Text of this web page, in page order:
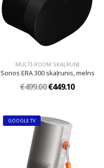
MULTI-ROOM SKAĻRUŅI
Sonos ERA 300 skaļrunis, melns
€499.00€449.10
GOOGLE TV